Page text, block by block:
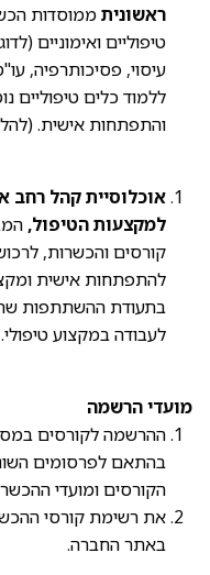
ראשוניתממוסדות
טיפוליים ואימוניים
עיסוי, פסיכותרפיה,
ללמוד כלים טיפוליים
והתפתחות אישית.
אוכלוסיית קהל רחב
למקצעות הטיפול,
קורסים והכשרות,
להתפתחות אישית
בתעודת ההשתתפות
לעבודה במקצוע
מועדי הרשמה
ההרשמה לקורסים
בהתאם לפרסומים
הקורסים ומועדי
את רשימת קורסי
באתר החברה.